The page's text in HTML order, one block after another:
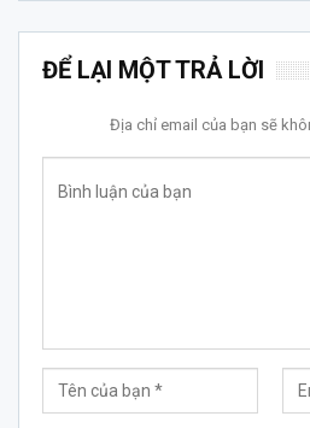
ĐỂ LẠI MỘT TRẢ LỜI
Địa chỉ email của bạn sẽ